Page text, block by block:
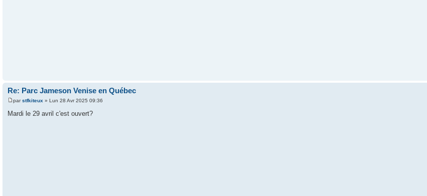
Re: Parc Jameson Venise en Québec
parstfkiteux » Lun 28 Avr 2025 09:36
Mardi le 29 avril c'est ouvert?